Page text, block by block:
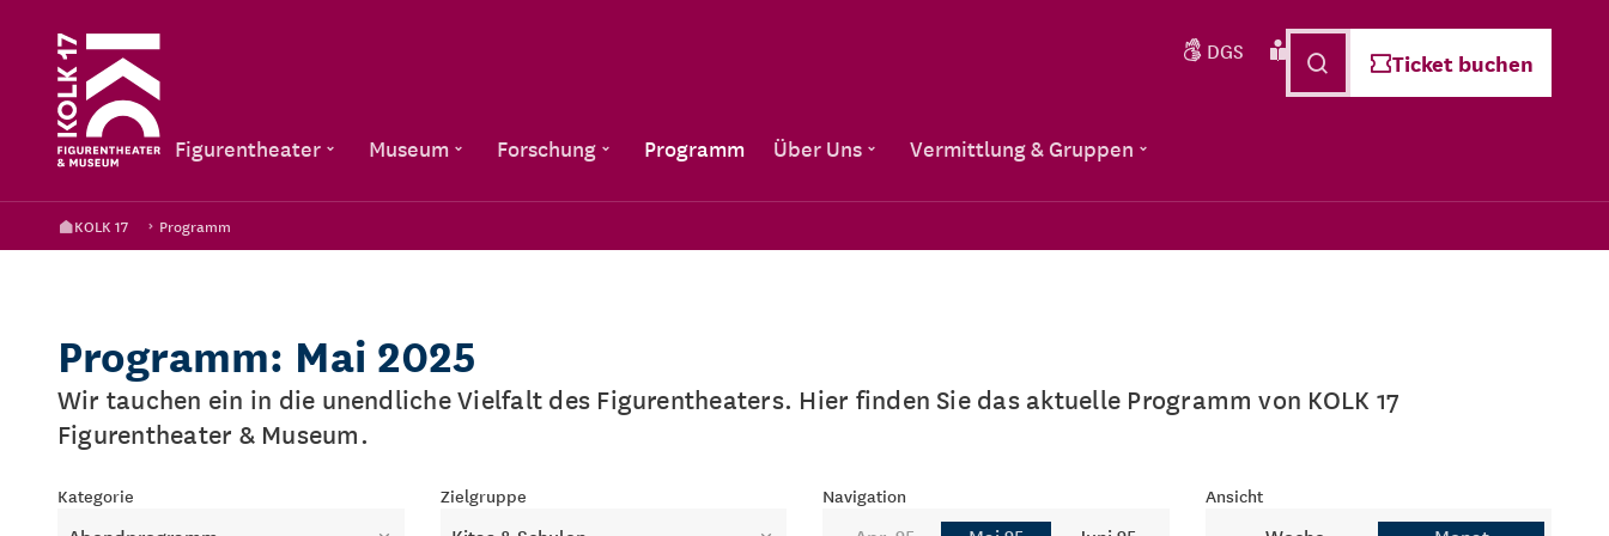
Figurentheater Museum Forschung Programm Über Uns Vermittlung & Gruppen
DGS Leichte Sprache Deutsch
Ticket buchen
KOLK 17 Programm
Programm: Mai 2025
Wir tauchen ein in die unendliche Vielfalt des Figurentheaters. Hier finden Sie das aktuelle Programm von KOLK 17
Figurentheater & Museum.
Kategorie Zielgruppe Navigation Ansicht